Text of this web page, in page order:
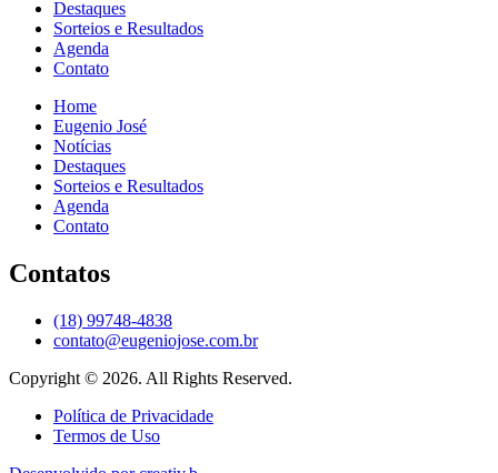
Destaques
Sorteios e Resultados
Agenda
Contato
Home
Eugenio José
Notícias
Destaques
Sorteios e Resultados
Agenda
Contato
Contatos
(18) 99748-4838
contato@eugeniojose.com.br
Copyright © 2026. All Rights Reserved.​
Política de Privacidade
Termos de Uso